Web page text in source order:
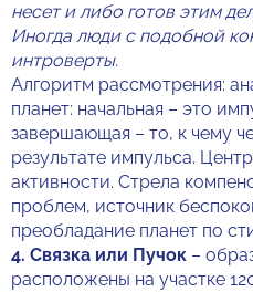
несет и либо готов этим
Иногда люди с подобной
интроверты.
Алгоритм рассмотрения:
планет: начальная – это
завершающая – то, к чему
результате импульса.
активности. Стрела
проблем, источник
преобладание планет по
4. Связка или Пучок –
расположены на участке